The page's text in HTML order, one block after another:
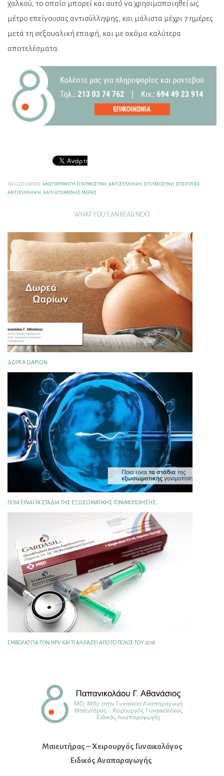
χαλκού, το οποίο μπορεί και αυτό να χρησιμοποιηθεί ως
μέτρο επείγουσας αντισύλληψης, και μάλιστα μέχρι 7 ημέρες
μετά τη σεξουαλική επαφή, και με ακόμα καλύτερα
αποτελέσματα.
TAGGED UNDER: ΑΝΕΠΙΘΎΜΗΤΗ ΕΓΚΥΜΟΣΎΝΗ ΑΝΤΙΣΎΛΛΗΨΗ ΕΓΚΥΜΟΣΎΝΗ
ΕΠΕΊΓΟΥΣΑ
ΑΝΤΙΣΎΛΛΗΨΗ ΧΆΠΙ ΕΠΌΜΕΝΗΣ ΜΈΡΑΣ
WHAT YOU CAN READ NEXT
ΔΩΡΕΆ ΩΑΡΊΩΝ
ΠΟΙΑ ΕΊΝΑΙ ΤΑ ΣΤΆΔΙΑ ΤΗΣ ΕΞΩΣΩΜΑΤΙΚΉΣ ΓΟΝΙΜΟΠΟΊΗΣΗΣ;
ΕΜΒΌΛΙΟ ΓΙΑ ΤΟΝ HPV ΚΑΙ ΤΙ ΑΛΛΆΖΕΙ ΑΠΌ ΤΟ ΤΈΛΟΣ ΤΟΥ 2016
Μαιευτήρας – Χειρουργός Γυναικολόγος
Ειδικός Αναπαραγωγής